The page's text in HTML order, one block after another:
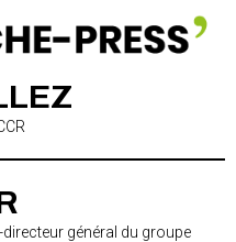
général du groupe